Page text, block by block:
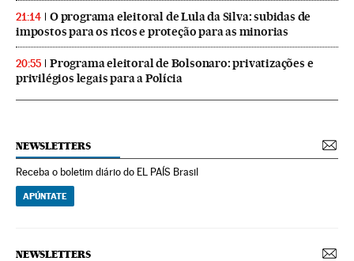
21:14
O programa eleitoral de Lula da Silva: subidas de
impostos para os ricos e proteção para as minorias
20:55
Programa eleitoral de Bolsonaro: privatizações e
privilégios legais para a Polícia
NEWSLETTERS
Receba o boletim diário do EL PAÍS Brasil
APÚNTATE
NEWSLETTERS